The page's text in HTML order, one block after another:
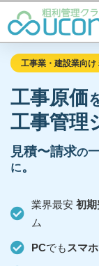
工事業・建設業向け
工事原価
工事管理
見積〜請求の
に。
業界最安 初期
ム
PCでも スマホ